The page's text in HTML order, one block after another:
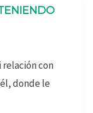
con
donde le